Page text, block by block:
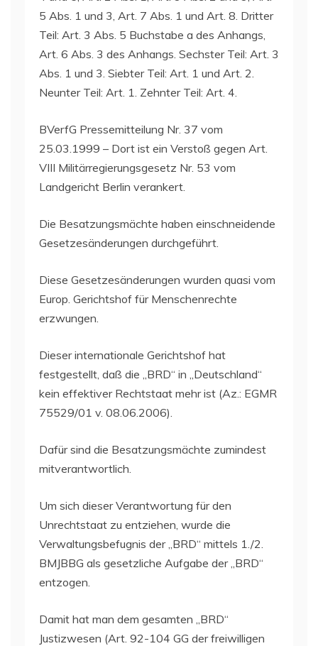
5 Abs. 1 und 3, Art. 7 Abs. 1 und Art. 8. Dritter
Teil: Art. 3 Abs. 5 Buchstabe a des Anhangs,
Art. 6 Abs. 3 des Anhangs. Sechster Teil: Art. 3
Abs. 1 und 3. Siebter Teil: Art. 1 und Art. 2.
Neunter Teil: Art. 1. Zehnter Teil: Art. 4.
BVerfG Pressemitteilung Nr. 37 vom
25.03.1999 – Dort ist ein Verstoß gegen Art.
VIII Militärregierungsgesetz Nr. 53 vom
Landgericht Berlin verankert.
Die Besatzungsmächte haben einschneidende
Gesetzesänderungen durchgeführt.
Diese Gesetzesänderungen wurden quasi vom
Europ. Gerichtshof für Menschenrechte
erzwungen.
Dieser internationale Gerichtshof hat
festgestellt, daß die „BRD“ in „Deutschland“
kein effektiver Rechtstaat mehr ist (Az.: EGMR
75529/01 v. 08.06.2006).
Dafür sind die Besatzungsmächte zumindest
mitverantwortlich.
Um sich dieser Verantwortung für den
Unrechtstaat zu entziehen, wurde die
Verwaltungsbefugnis der „BRD“ mittels 1./2.
BMJBBG als gesetzliche Aufgabe der „BRD“
entzogen.
Damit hat man dem gesamten „BRD“
Justizwesen (Art. 92-104 GG der freiwilligen